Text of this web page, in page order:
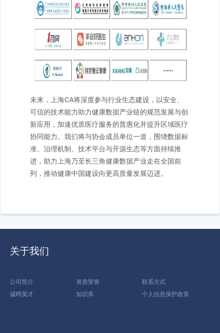
未来，上海CA将深度参与行业生态建设，以安全、
可信的技术能力助力健康数据产业链的规范发展与创
新应用，加速优质医疗服务的普惠化并提升区域医疗
协同能力。我们将与协会成员单位一道，围绕数据标
准、治理机制、技术平台与开源生态等方面持续推
进，助力上海乃至长三角健康数据产业走在全国前
列，推动健康中国建设向更高质量发展迈进。
关于我们
公司简介 资质荣誉
联系方式
诚聘英才
知识库 个人信息保护政策